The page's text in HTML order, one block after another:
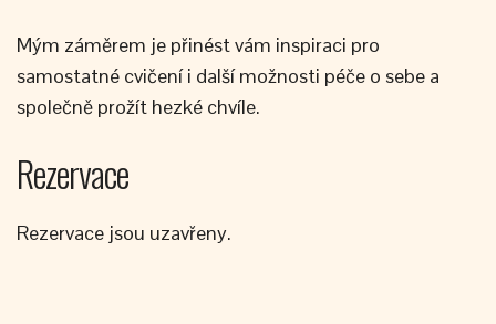
Mým záměrem je přinést vám inspiraci pro
samostatné cvičení i další možnosti péče o sebe a
společně prožít hezké chvíle.
Rezervace
Rezervace jsou uzavřeny.